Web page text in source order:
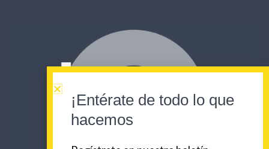
¡Entérate de todo lo que
hacemos